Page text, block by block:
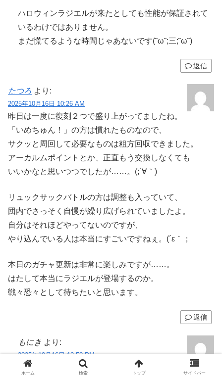
ハロウィンラジエルが来たとしても性能が保証されて
いるわけではありません。
まだ慌てるような時間じゃあないです(˘ω˘;三;˘ω˘)
返信
たつろ より:
2025年10月16日 10:26 AM
昨日は一度に復刻２つで盛り上がってましたね。
「いめちゅん！」の方は慣れたものなので、
サクッと周回して必要なものは粗方回収できました。
アーカルムポイントとか、正直もう交換しなくても
いいかなと思いつつでしたが……。(;´∀｀)
リュックサックバトルの方は調整も入っていて、
団内でさっそく自慢が繰り広げられていましたよ。
自分はそれほどやってないのですが、
やり込んでいる人は本当にすごいですねぇ。(´ε｀；
本日のガチャ更新は非常に楽しみですが……。
はたして本当にラジエルが登場するのか。
戦々恐々として待ちたいと思います。
返信
もにき より:
2025年10月16日 12:50 PM
たつろさんコメントありがとうございますヾ( ﾟ
ホーム 検索 トップ サイドバー